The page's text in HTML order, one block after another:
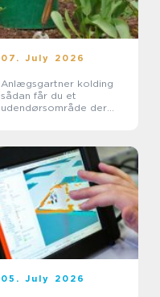
07. July 2026
Anlægsgartner kolding
sådan får du et
udendørsområde der
05. July 2026